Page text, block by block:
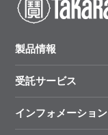
製品情報
製品一覧
手法から製品を探す
受託サービス
オンライン注文
インフォメーション